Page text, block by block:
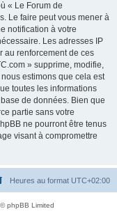
« Le Forum de
Le faire peut vous mener à
notification à votre
Les adresses IP
au renforcement de ces
» supprime, modifie,
estimons que cela est
toutes les informations
de données. Bien que
partie sans votre
ne pourront être tenus
visant à compromettre
Heures au format UTC+02:00
phpBB Limited